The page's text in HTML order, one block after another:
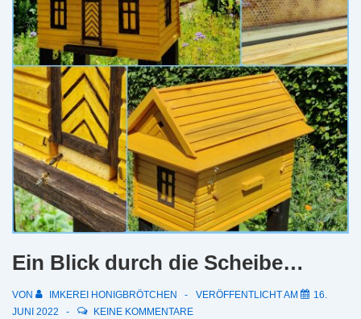
Ein Blick durch die Scheibe…
VON IMKEREI HONIGBRÖTCHEN VERÖFFENTLICHT AM
16.
JUNI 2022
KEINE KOMMENTARE